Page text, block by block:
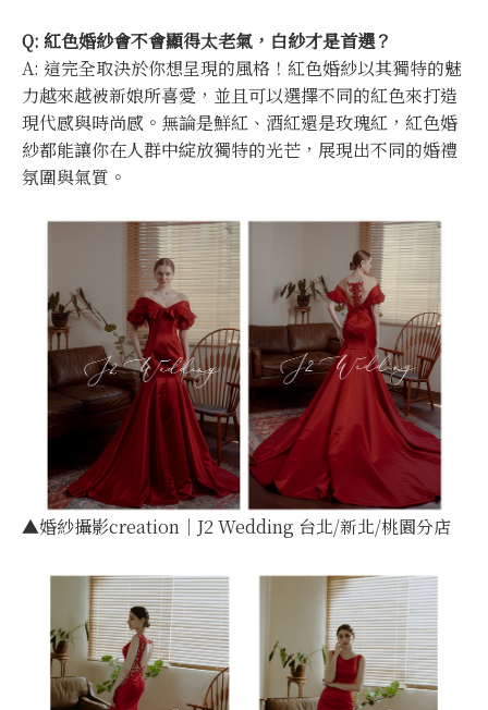
Q: 紅色婚紗會不會顯得太老氣，白紗才是首選？
A: 這完全取決於你想呈現的風格！紅色婚紗以其獨特的魅
力越來越被新娘所喜愛，並且可以選擇不同的紅色來打造
現代感與時尚感。無論是鮮紅、酒紅還是玫瑰紅，紅色婚
紗都能讓你在人群中綻放獨特的光芒，展現出不同的婚禮
氛圍與氣質。
▲婚紗攝影creation｜J2 Wedding 台北/新北/桃園分店